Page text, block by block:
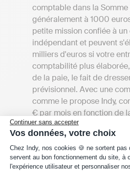
Continuer sans accepter
Vos données, votre choix
Plateforme de Gestion du
Chez Indy, nos cookies 🍪 ne sortent pas
servent au bon fonctionnement du site, à
l'expérience utilisateur et personnaliser
comptable dans la
généralement à 1000
petite mission confiée à
indépendant et peuvent
milliers d'euros si votre
comptabilité plus
de la paie, le fait de
prévisionnel. Avec une
comme le propose Indy,
€ par mois en fonction de
Contrairement à l’expert-
comptabilité et transmet
fiscales de son client, Indy
qu’assistance pour le